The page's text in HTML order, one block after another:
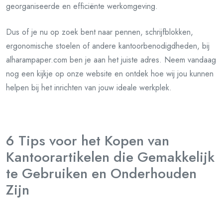
georganiseerde en efficiënte werkomgeving.
Dus of je nu op zoek bent naar pennen, schrijfblokken,
ergonomische stoelen of andere kantoorbenodigdheden, bij
alharampaper.com ben je aan het juiste adres. Neem vandaag
nog een kijkje op onze website en ontdek hoe wij jou kunnen
helpen bij het inrichten van jouw ideale werkplek.
6 Tips voor het Kopen van
Kantoorartikelen die Gemakkelijk
te Gebruiken en Onderhouden
Zijn